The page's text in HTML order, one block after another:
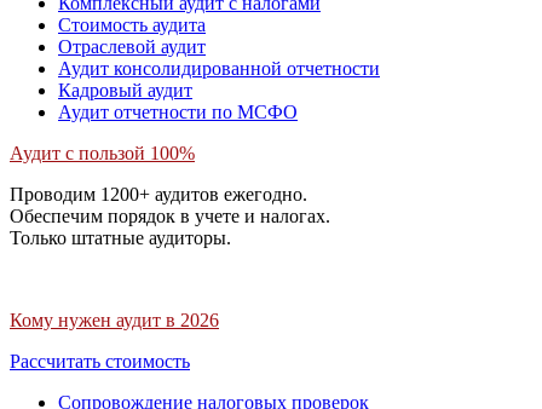
Стоимость аудита
Отраслевой аудит
Аудит консолидированной отчетности
Кадровый аудит
Аудит отчетности по МСФО
Аудит с пользой 100%
Проводим 1200+ аудитов ежегодно.
Обеспечим порядок в учете и налогах.
Только штатные аудиторы.
Кому нужен аудит в 2026
Рассчитать стоимость
Сопровождение налоговых проверок